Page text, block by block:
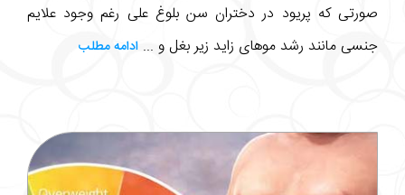
صورتی که پریود در دختران سن بلوغ علی رغم وجود علایم
جنسی مانند رشد موهای زاید زیر بغل و ... ادامه مطلب